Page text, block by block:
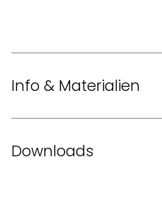
Info & Materialien
Downloads